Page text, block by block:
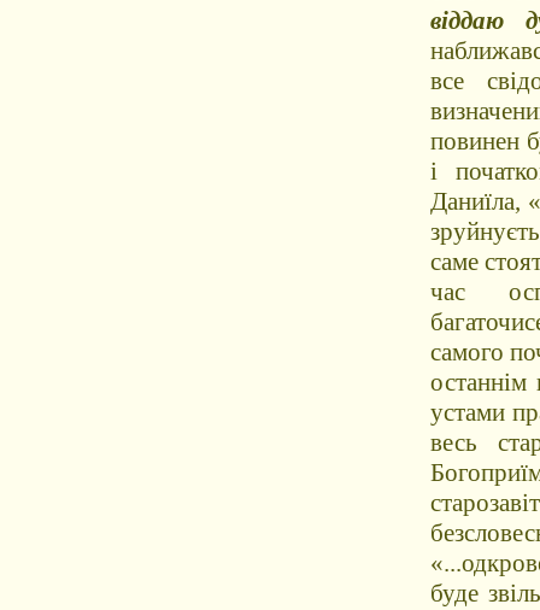
віддаю
все
повинен
і
Даниїла,
саме
час
самого
устами
весь
буде